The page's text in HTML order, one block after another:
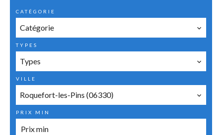
CATÉGORIE
Catégorie
TYPES
Types
VILLE
Roquefort-les-Pins (06330)
PRIX MIN